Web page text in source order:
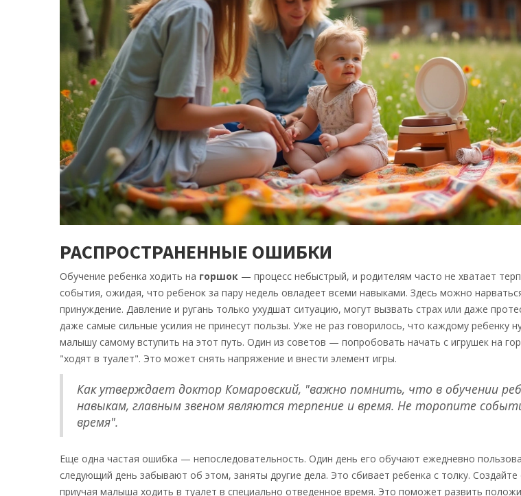
РАСПРОСТРАНЕННЫЕ ОШИБКИ
Обучение ребенка ходить на горшок — процесс небыстрый, и родителям часто не хватает
события, ожидая, что ребенок за пару недель овладеет всеми навыками. Здесь можно
принуждение. Давление и ругань только ухудшат ситуацию, могут вызвать страх или даже
даже самые сильные усилия не принесут пользы. Уже не раз говорилось, что каждому ребенку
малышу самому вступить на этот путь. Один из советов — попробовать начать с игрушек на
"ходят в туалет". Это может снять напряжение и внести элемент игры.
Как утверждает доктор Комаровский, "важно помнить, что в обучении
навыкам, главным звеном являются терпение и время. Не торопите
время".
Еще одна частая ошибка — непоследовательность. Один день его обучают ежедневно
следующий день забывают об этом, заняты другие дела. Это сбивает ребенка с толку.
приучая малыша ходить в туалет в специально отведенное время. Это поможет развить